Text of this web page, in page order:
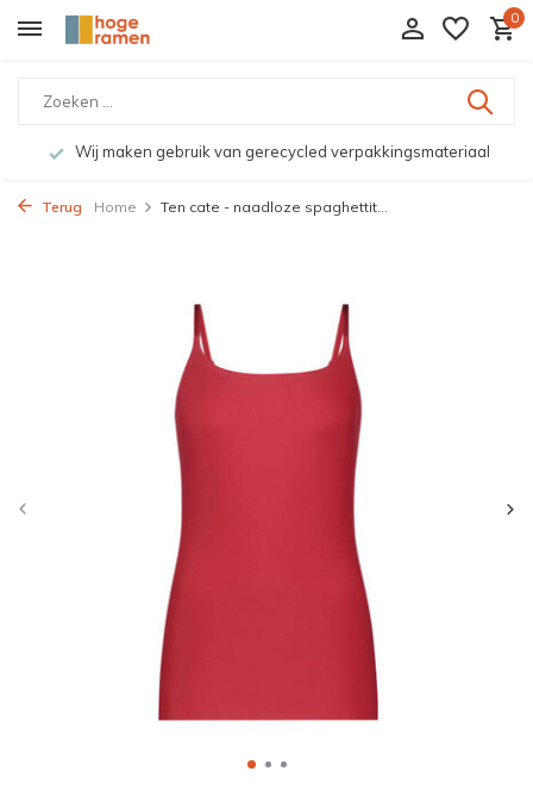
0
Wij maken gebruik van gerecycled verpakkingsmateriaal
Terug Home Ten cate - naadloze spaghettit...